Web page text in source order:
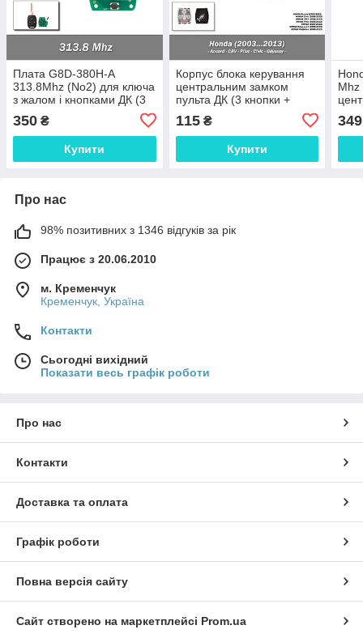
Плата G8D-380H-A
313.8Mhz (No2) для ключа
з жалом і кнопками ДК (3
350 ₴
Купити
Корпус блока керування
центральним замком
пульта ДК (3 кнопки +
Panic) для Honda Accord
CRV Pilot Civic Odyss
115₴
Купити
Mhz
349
Про нас
98% позитивних з 1346 відгуків за рік
Працює з 20.06.2010
м. Кременчук
Кременчук, Україна
Контакти
Сьогодні вихідний
Показати весь графік роботи
Про нас
Контакти
Доставка та оплата
Графік роботи
Повна версія сайту
Сайт створено на маркетплейсі Prom.ua